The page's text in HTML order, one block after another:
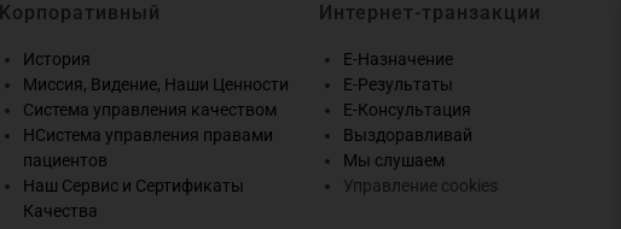
Kорпоративный
История
Миссия, Видение, Наши Ценности
Система управления качеством
HСистема управления правами
пациентов
Наш Сервис и Сертификаты
Качества
Интернет-транзакции
E-Назначение
E-Результаты
E-Консультация
Выздоравливай
Мы слушаем
Управление cookies